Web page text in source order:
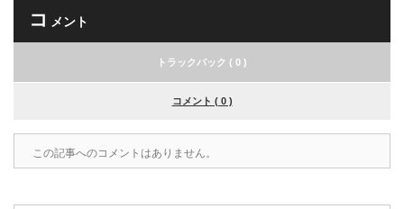
コ メント
トラックバック ( 0 )
コメント ( 0 )
この記事へのコメントはありません。